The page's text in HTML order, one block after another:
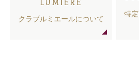
LUMIERE
クラブルミエールについて
特